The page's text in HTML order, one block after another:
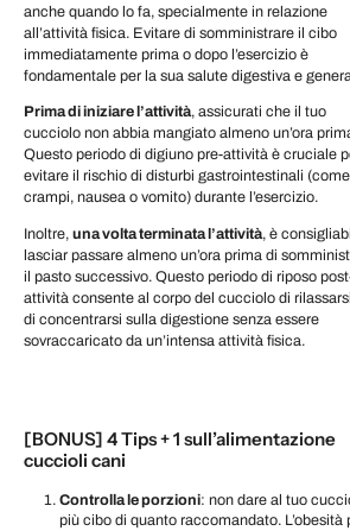
anche quando lo fa, specialmente in relazione
all’attività fisica. Evitare di somministrare il cibo
immediatamente prima o dopo l’esercizio è
fondamentale per la sua salute digestiva e
Prima di iniziare l’attività, assicurati che il tuo
cucciolo non abbia mangiato almeno un’ora
Questo periodo di digiuno pre-attività è cruciale
evitare il rischio di disturbi gastrointestinali (come
crampi, nausea o vomito) durante l’esercizio.
Inoltre, una volta terminata l’attività, è
lasciar passare almeno un’ora prima di
il pasto successivo. Questo periodo di riposo
attività consente al corpo del cucciolo di
di concentrarsi sulla digestione senza essere
sovraccaricato da un’intensa attività fisica.
[BONUS] 4 Tips + 1 sull’alimentazione
cuccioli cani
Controlla le porzioni: non dare al tuo
più cibo di quanto raccomandato. L’obesità